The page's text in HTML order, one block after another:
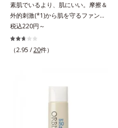
カバーしながら自然な仕上がりを叶
えます。また、ファンデーションを
つけている間に保湿成分が肌へ浸透
(*2)するスキンコンディショニング
セラム設計(*3)を採用。肌に触れた
まとったような仕上がりに。*1 ス
キンフィットカラー成分（酸化チタ
ン、酸化鉄、ステアロイルグルタミ
素肌でいるより、肌にいい。摩擦＆
外的刺激(*1)から肌を守るファンデ
ーション。肌荒れやニキビがある
と、ファンデーションを塗っていい
か悩むもの。とはいえ、素肌のまま
ファンデーションで守るのがベス
ト。「クリアフル エッセンス カバ
ー ファンデーション」は紫外線吸
税込220円～
（2.95 /20件）